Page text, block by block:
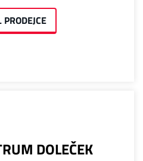
PRODEJCE
DOLEČEK